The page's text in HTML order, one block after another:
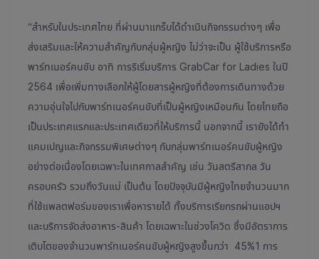
“สำหรับในประเทศไทย ที่ผ่านมาแกร็บได้ดำเนินกิจกรรมต่างๆ เพื่อ
ส่งเสริมและให้ความสำคัญกับกลุ่มผู้หญิง ไม่ว่าจะเป็น ผู้ใช้บริการหรือ
พาร์ทเนอร์คนขับ อาทิ การริเริ่มบริการ GrabCar for Ladies ในปี
2564 เพื่อเพิ่มทางเลือกให้ผู้โดยสารผู้หญิงที่ต้องการเดินทางด้วย
ความอุ่นใจไปกับพาร์ทเนอร์คนขับที่เป็นผู้หญิงเหมือนกัน โดยไทยถือ
เป็นประเทศแรกและประเทศเดียวที่ให้บริการนี้ นอกจากนี้ เรายังได้ทำ
แคมเปญและกิจกรรมพิเศษต่างๆ กับกลุ่มพาร์ทเนอร์คนขับผู้หญิง
อย่างต่อเนื่องโดยเฉพาะในเทศกาลสำคัญ เช่น วันสตรีสากล วัน
ครอบครัว รวมถึงวันแม่ เป็นต้น โดยปัจจุบันมีผู้หญิงไทยจำนวนมาก
ที่ใช้แพลตฟอร์มของเราเพื่อหารายได้ ทั้งบริการเรียกรถผ่านแอปฯ
และบริการจัดส่งอาหาร-สินค้า โดยเฉพาะในช่วงโควิด ซึ่งมีอัตราการ
เติบโตของจำนวนพาร์ทเนอร์คนขับผู้หญิงสูงขึ้นกว่า 45%1 การ